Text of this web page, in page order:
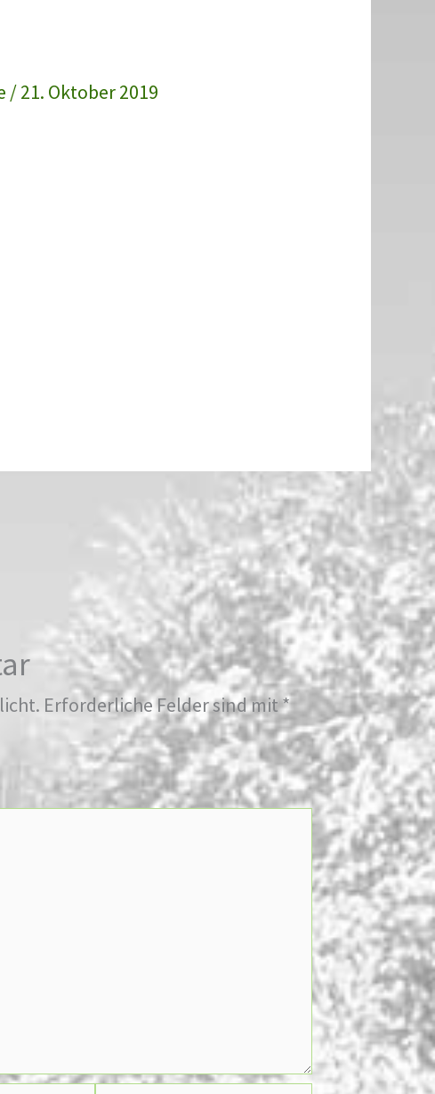
/21. Oktober 2019
Erforderliche Felder sind mit*